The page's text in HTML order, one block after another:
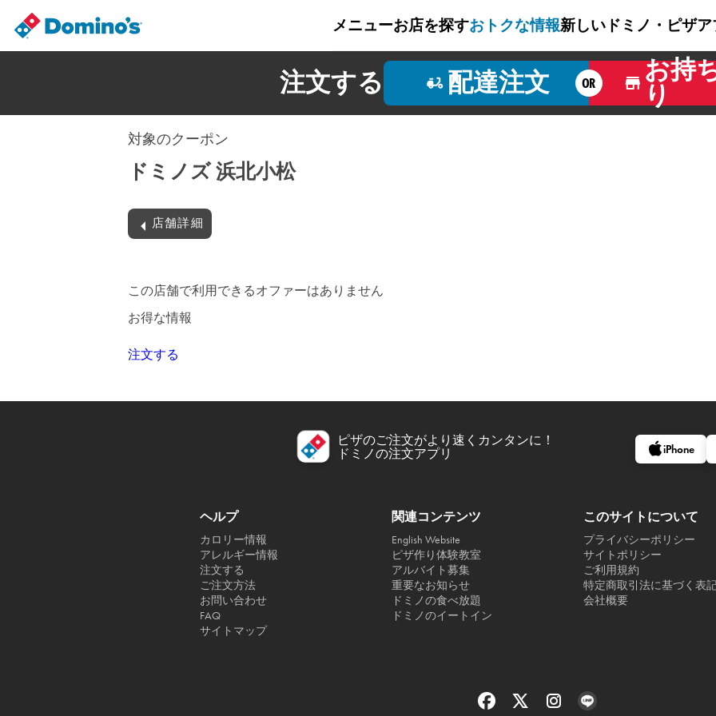
メニューお店を探すおトクな情報新しいドミノ・ピザア
注文する 配達注文 OR
お持
り
対象のクーポン
ドミノズ 浜北小松
店舗詳細
この店舗で利用できるオファーはありません
お得な情報
注文する
ピザのご注文がより速くカンタンに！
ドミノの注文アプリ
iPhone
ヘルプ
カロリー情報
アレルギー情報
注文する
ご注文方法
お問い合わせ
FAQ
サイトマップ
関連コンテンツ
English Website
ピザ作り体験教室
アルバイト募集
重要なお知らせ
ドミノの食べ放題
ドミノのイートイン
このサイトについて
プライバシーポリシー
サイトポリシー
ご利用規約
特定商取引法に基づく表
会社概要